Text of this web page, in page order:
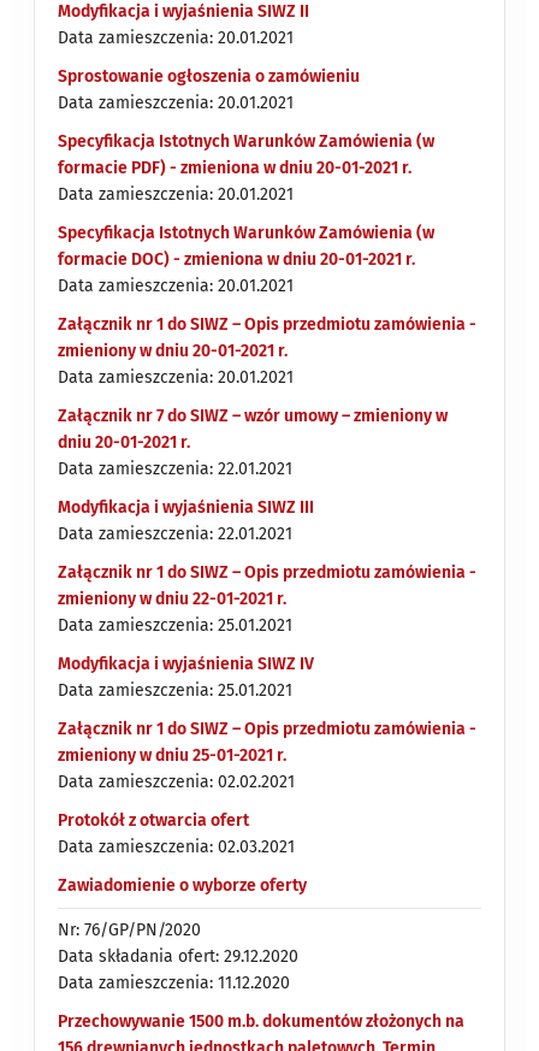
Modyfikacja i wyjaśnienia SIWZ II
Data zamieszczenia: 20.01.2021
Sprostowanie ogłoszenia o zamówieniu
Data zamieszczenia: 20.01.2021
Specyfikacja Istotnych Warunków Zamówienia (w
formacie PDF) - zmieniona w dniu 20-01-2021 r.
Data zamieszczenia: 20.01.2021
Specyfikacja Istotnych Warunków Zamówienia (w
formacie DOC) - zmieniona w dniu 20-01-2021 r.
Data zamieszczenia: 20.01.2021
Załącznik nr 1 do SIWZ – Opis przedmiotu zamówienia -
zmieniony w dniu 20-01-2021 r.
Data zamieszczenia: 20.01.2021
Załącznik nr 7 do SIWZ – wzór umowy – zmieniony w
dniu 20-01-2021 r.
Data zamieszczenia: 22.01.2021
Modyfikacja i wyjaśnienia SIWZ III
Data zamieszczenia: 22.01.2021
Załącznik nr 1 do SIWZ – Opis przedmiotu zamówienia -
zmieniony w dniu 22-01-2021 r.
Data zamieszczenia: 25.01.2021
Modyfikacja i wyjaśnienia SIWZ IV
Data zamieszczenia: 25.01.2021
Załącznik nr 1 do SIWZ – Opis przedmiotu zamówienia -
zmieniony w dniu 25-01-2021 r.
Data zamieszczenia: 02.02.2021
Protokół z otwarcia ofert
Data zamieszczenia: 02.03.2021
Zawiadomienie o wyborze oferty
Nr: 76/GP/PN/2020
Data składania ofert: 29.12.2020
Data zamieszczenia: 11.12.2020
Przechowywanie 1500 m.b. dokumentów złożonych na